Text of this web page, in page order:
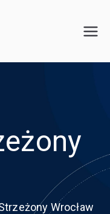
Wrocław